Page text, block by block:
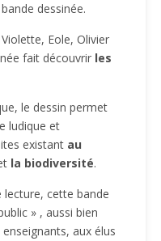
dessinée.
Eole, Olivier
fait découvrir les
le dessin permet
ludique et
existant au
la biodiversité.
lecture, cette bande
» , aussi bien
enseignants, aux élus